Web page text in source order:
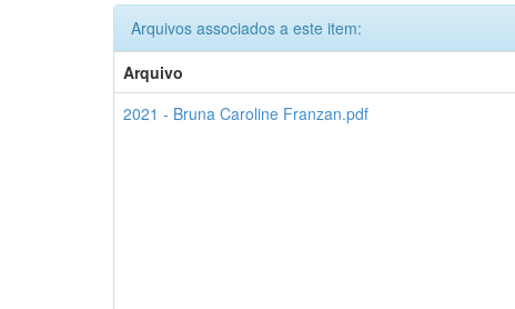
Arquivos associados a este item:
Arquivo
2021 - Bruna Caroline Franzan.pdf